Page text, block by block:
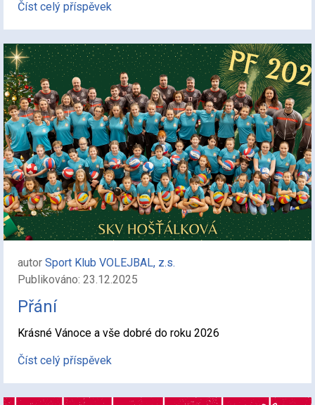
Číst celý příspěvek
autor Sport Klub VOLEJBAL, z.s.
Publikováno: 23.12.2025
Přání
Krásné Vánoce a vše dobré do roku 2026
Číst celý příspěvek